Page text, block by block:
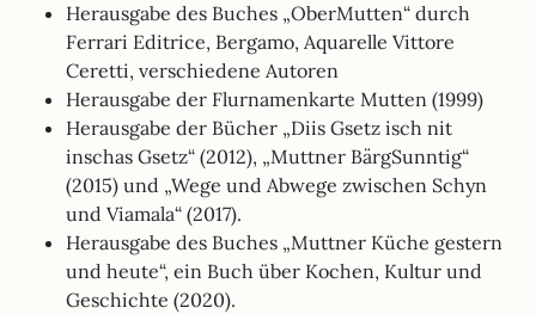
Herausgabe des Buches „OberMutten“ durch
Ferrari Editrice, Bergamo, Aquarelle Vittore
Ceretti, verschiedene Autoren
Herausgabe der Flurnamenkarte Mutten (1999)
Herausgabe der Bücher „Diis Gsetz isch nit
inschas Gsetz“ (2012), „Muttner BärgSunntig“
(2015) und „Wege und Abwege zwischen Schyn
und Viamala“ (2017).
Herausgabe des Buches „Muttner Küche gestern
und heute“, ein Buch über Kochen, Kultur und
Geschichte (2020).